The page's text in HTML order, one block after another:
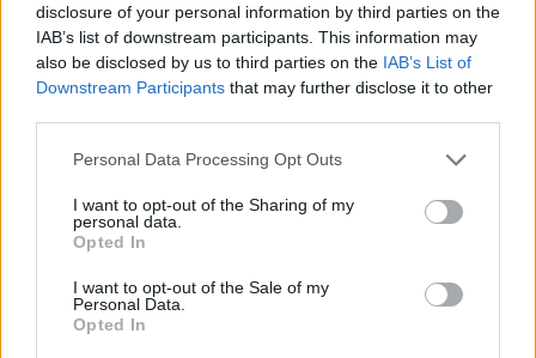
disclosure of your personal information by third parties on the
IAB’s list of downstream participants. This information may
also be disclosed by us to third parties on the IAB’s List of
Downstream Participants that may further disclose it to other
Personal Data Processing Opt Outs
I want to opt-out of the Sharing of my
personal data.
Opted In
I want to opt-out of the Sale of my
Personal Data.
Opted In
Tazsomaru
2025. 01. 15. 12:48
Előzmény:#684 superfitt
0 Válasz erre
superfitt 2025. 01. 15. 11:23
Megjelent a Gladiátor 2. végleges változatban, jó minőségben.
https://www.cinenuovo.hu/gladiator-2-teljes-film-magyarul-